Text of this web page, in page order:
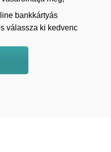
bankkártyás
válassza ki kedvenc